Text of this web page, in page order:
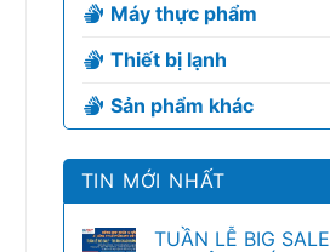
Máy thực phẩm
Thiết bị lạnh
Sản phẩm khác
TIN MỚI NHẤT
TUẦN LỄ BIG SALE